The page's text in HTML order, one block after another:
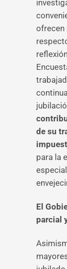
ofrecen
de su
para la
El
parcial